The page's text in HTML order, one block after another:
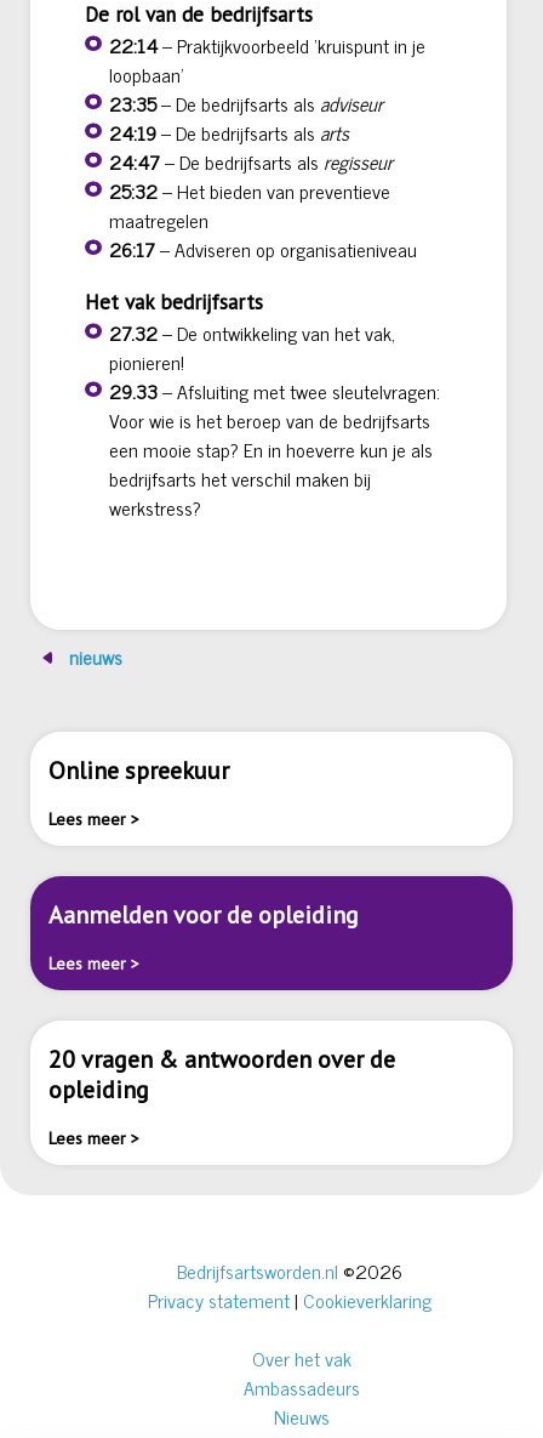
De rol van de bedrijfsarts
22:14– Praktijkvoorbeeld ‘kruispunt in je
loopbaan’
23:35– De bedrijfsarts als adviseur
24:19– De bedrijfsarts als arts
24:47– De bedrijfsarts als regisseur
25:32– Het bieden van preventieve
maatregelen
26:17– Adviseren op organisatieniveau
Het vak bedrijfsarts
27.32– De ontwikkeling van het vak,
pionieren!
29.33– Afsluiting met twee sleutelvragen:
Voor wie is het beroep van de bedrijfsarts
een mooie stap? En in hoeverre kun je als
bedrijfsarts het verschil maken bij
werkstress?
nieuws
Online spreekuur
Lees meer >
Aanmelden voor de opleiding
Lees meer >
20 vragen & antwoorden over de
opleiding
Lees meer >
Bedrijfsartsworden.nl ©2026
Privacy statement| Cookieverklaring
Over het vak
Ambassadeurs
Nieuws